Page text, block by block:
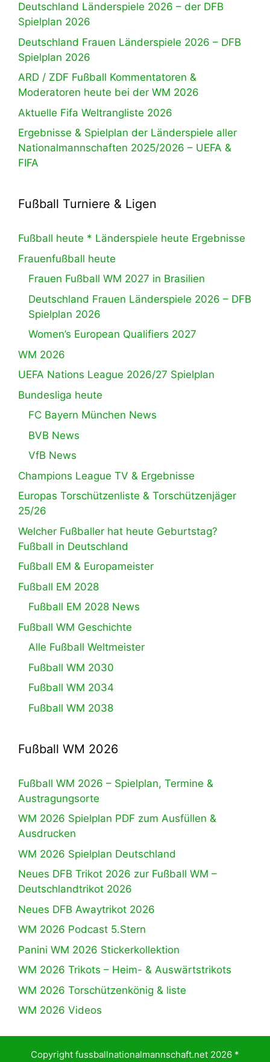
Deutschland Länderspiele 2026 – der DFB
Spielplan 2026
Deutschland Frauen Länderspiele 2026 – DFB
Spielplan 2026
ARD / ZDF Fußball Kommentatoren &
Moderatoren heute bei der WM 2026
Aktuelle Fifa Weltrangliste 2026
Ergebnisse & Spielplan der Länderspiele aller
Nationalmannschaften 2025/2026 – UEFA &
FIFA
Fußball Turniere & Ligen
Fußball heute * Länderspiele heute Ergebnisse
Frauenfußball heute
Frauen Fußball WM 2027 in Brasilien
Deutschland Frauen Länderspiele 2026 – DFB
Spielplan 2026
Women’s European Qualifiers 2027
WM 2026
UEFA Nations League 2026/27 Spielplan
Bundesliga heute
FC Bayern München News
BVB News
VfB News
Champions League TV & Ergebnisse
Europas Torschützenliste & Torschützenjäger
25/26
Welcher Fußballer hat heute Geburtstag?
Fußball in Deutschland
Fußball EM & Europameister
Fußball EM 2028
Fußball EM 2028 News
Fußball WM Geschichte
Alle Fußball Weltmeister
Fußball WM 2030
Fußball WM 2034
Fußball WM 2038
Fußball WM 2026
Fußball WM 2026 – Spielplan, Termine &
Austragungsorte
WM 2026 Spielplan PDF zum Ausfüllen &
Ausdrucken
WM 2026 Spielplan Deutschland
Neues DFB Trikot 2026 zur Fußball WM –
Deutschlandtrikot 2026
Neues DFB Awaytrikot 2026
WM 2026 Podcast 5.Stern
Panini WM 2026 Stickerkollektion
WM 2026 Trikots – Heim- & Auswärtstrikots
WM 2026 Torschützenkönig & liste
WM 2026 Videos
Copyright fussballnationalmannschaft.net 2026 *